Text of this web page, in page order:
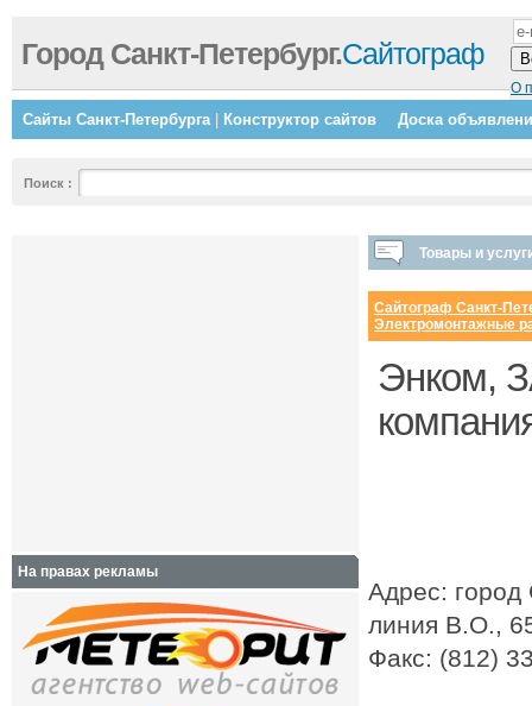
О
Город Санкт-Петербург.Сайтограф
Сайты Санкт-Петербурга| Конструктор сайтов Доска
Поиск :
Товары и
Сайтограф Санкт-
Электромонтажные
Энком,
Адрес: город
линия В.О.,
Факс: (812)
На правах рекламы